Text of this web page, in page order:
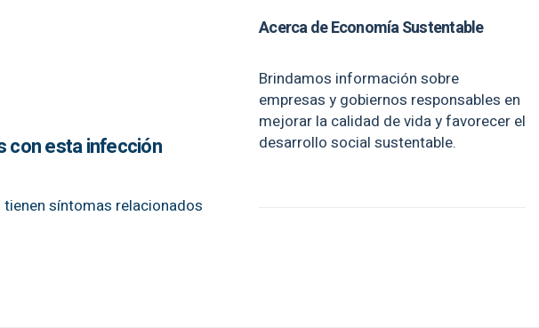
con esta infección
síntomas relacionados
Acerca de Economía Sustentable
Brindamos información sobre
empresas y gobiernos responsables en
mejorar la calidad de vida y favorecer el
desarrollo social sustentable.